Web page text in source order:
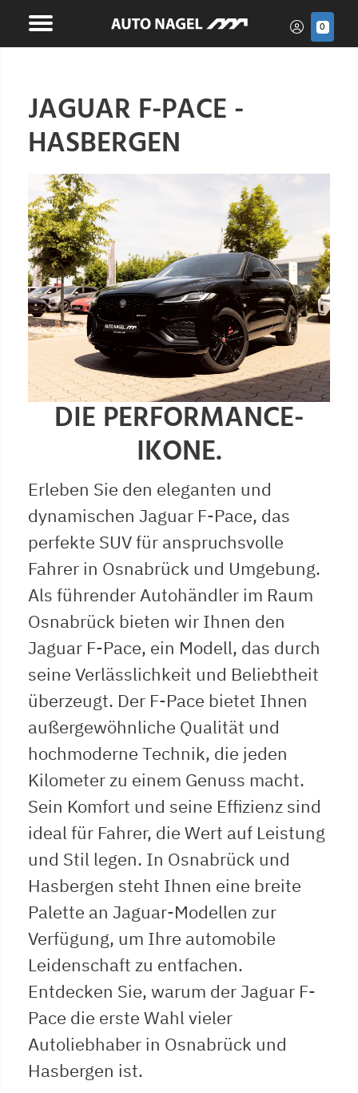
0
JAGUAR F-PACE -
HASBERGEN
DIE PERFORMANCE-
IKONE.
Erleben Sie den eleganten und
dynamischen Jaguar F-Pace, das
perfekte SUV für anspruchsvolle
Fahrer in Osnabrück und Umgebung.
Als führender Autohändler im Raum
Osnabrück bieten wir Ihnen den
Jaguar F-Pace, ein Modell, das durch
seine Verlässlichkeit und Beliebtheit
überzeugt. Der F-Pace bietet Ihnen
außergewöhnliche Qualität und
hochmoderne Technik, die jeden
Kilometer zu einem Genuss macht.
Sein Komfort und seine Effizienz sind
ideal für Fahrer, die Wert auf Leistung
und Stil legen. In Osnabrück und
Hasbergen steht Ihnen eine breite
Palette an Jaguar-Modellen zur
Verfügung, um Ihre automobile
Leidenschaft zu entfachen.
Entdecken Sie, warum der Jaguar F-
Pace die erste Wahl vieler
Autoliebhaber in Osnabrück und
Hasbergen ist.